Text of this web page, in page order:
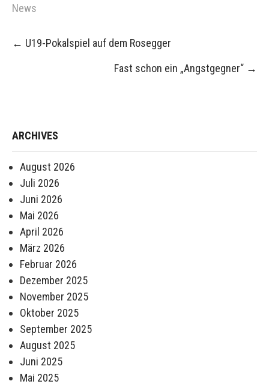
News
Post
← U19-Pokalspiel auf dem Rosegger
Fast schon ein „Angstgegner“ →
ARCHIVES
August 2026
Juli 2026
Juni 2026
Mai 2026
April 2026
März 2026
Februar 2026
Dezember 2025
November 2025
Oktober 2025
September 2025
August 2025
Juni 2025
Mai 2025